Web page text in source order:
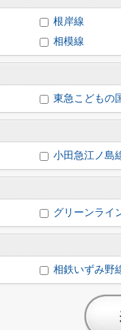
根岸線
相模線
東急こどもの
小田急江ノ島
グリーンライ
相鉄いずみ野